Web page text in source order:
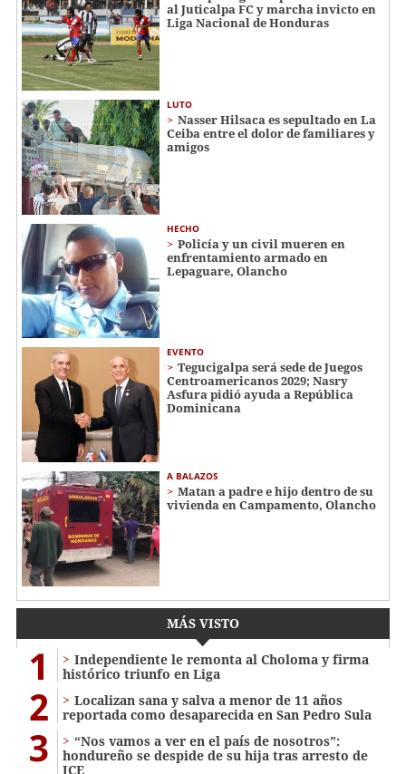
al Juticalpa FC y marcha invicto en
Liga Nacional de Honduras
LUTO
Nasser Hilsaca es sepultado en La
Ceiba entre el dolor de familiares y
amigos
HECHO
Policía y un civil mueren en
enfrentamiento armado en
Lepaguare, Olancho
EVENTO
Tegucigalpa será sede de Juegos
Centroamericanos 2029; Nasry
Asfura pidió ayuda a República
Dominicana
A BALAZOS
Matan a padre e hijo dentro de su
vivienda en Campamento, Olancho
MÁS VISTO
1
Independiente le remonta al Choloma y firma
histórico triunfo en Liga
2
Localizan sana y salva a menor de 11 años
reportada como desaparecida en San Pedro Sula
3
“Nos vamos a ver en el país de nosotros”:
hondureño se despide de su hija tras arresto de
ICE